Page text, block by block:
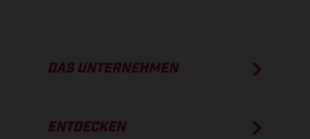
DAS UNTERNEHMEN
ENTDECKEN